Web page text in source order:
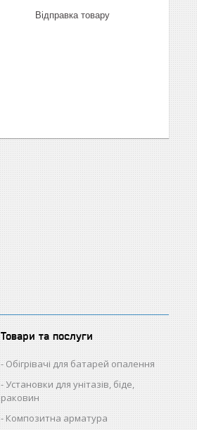
Відправка товару
Товари та послуги
Обігрівачі для батарей опалення
Установки для унітазів, біде,
раковин
Композитна арматура